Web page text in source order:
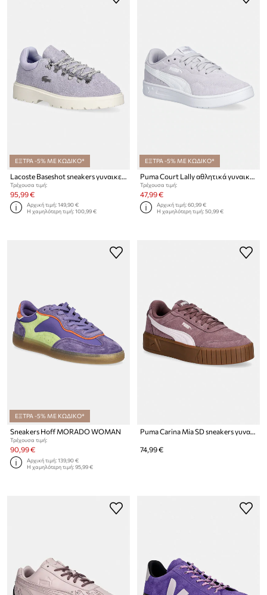
ΕΞΤΡΑ -5% ΜΕ ΚΩΔΙΚΟ*
Lacoste Baseshot sneakers γυναικεία σουέτ
Τρέχουσα τιμή:
95,99 €
Αρχική τιμή:149,90 €
Η χαμηλότερη τιμή:100,99 €
ΕΞΤΡΑ -5% ΜΕ ΚΩΔΙΚΟ*
Puma Court Lally αθλητικά γυναικεία καστόρινα
Τρέχουσα τιμή:
47,99 €
Αρχική τιμή:60,99 €
Η χαμηλότερη τιμή:50,99 €
ΕΞΤΡΑ -5% ΜΕ ΚΩΔΙΚΟ*
Sneakers Hoff MORADO WOMAN
Τρέχουσα τιμή:
90,99 €
Αρχική τιμή:139,90 €
Η χαμηλότερη τιμή:95,99 €
Puma Carina Mia SD sneakers γυναικεία σουέτ
74,99 €